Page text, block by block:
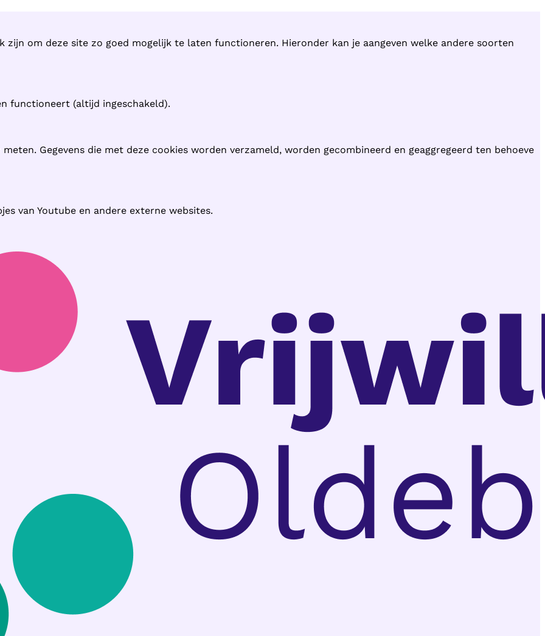
zijn om deze site zo goed mogelijk te laten functioneren. Hieronder kan je aangeven welke andere soorten
functioneert (altijd ingeschakeld).
Gegevens die met deze cookies worden verzameld, worden gecombineerd en geaggregeerd ten behoeve
van Youtube en andere externe websites.